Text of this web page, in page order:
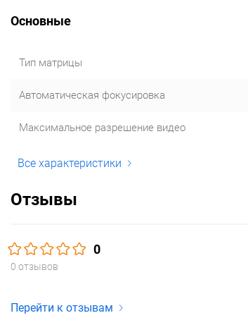
Основные
Тип матрицы
Автоматическая фокусировка
Максимальное разрешение видео
Все характеристики
Отзывы
0
0 отзывов
Перейти к отзывам